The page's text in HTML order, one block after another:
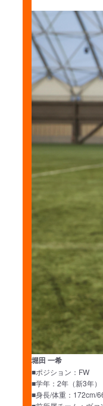
堀田 一希
■ポジション：FW
■学年：2年（新3年）
■身長/体重：172cm/